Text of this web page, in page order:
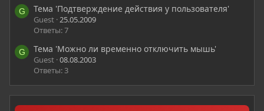
G Тема 'Подтверждение действия у пользователя'
Guest 25.05.2009
Ответы: 7
G Тема 'Можно ли временно отключить мышь'
Guest 08.08.2003
Ответы: 3